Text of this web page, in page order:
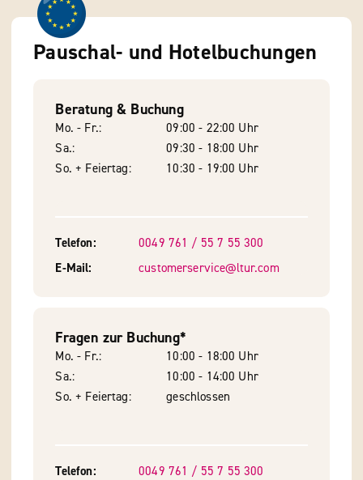
Pauschal- und Hotelbuchungen
Beratung & Buchung
Mo. - Fr.
09:00 - 22:00 Uhr
Sa.
09:30 - 18:00 Uhr
So. + Feiertag
10:30 - 19:00 Uhr
Telefon
0049 761 / 55 7 55 300
E-Mail
customerservice@ltur.com
Fragen zur Buchung*
Mo. - Fr.
10:00 - 18:00 Uhr
Sa.
10:00 - 14:00 Uhr
So. + Feiertag
geschlossen
Telefon
0049 761 / 55 7 55 300